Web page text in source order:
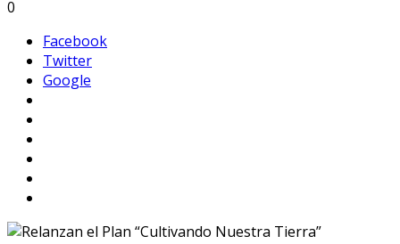
0
Facebook
Twitter
Google